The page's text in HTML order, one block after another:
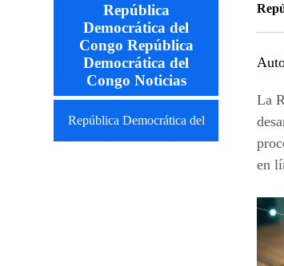
República
Democrática del
Congo República
Democrática del
Congo Noticias
República Democrática del
La
en